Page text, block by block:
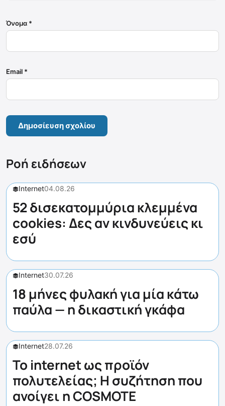
Όνομα *
Email *
Ροή ειδήσεων
Internet04.08.26
52 δισεκατομμύρια κλεμμένα
cookies: Δες αν κινδυνεύεις κι
εσύ
Internet30.07.26
18 μήνες φυλακή για μία κάτω
παύλα — η δικαστική γκάφα
Internet28.07.26
Το internet ως προϊόν
πολυτελείας; Η συζήτηση που
ανοίγει η COSMOTE